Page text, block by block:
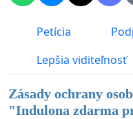
Petícia
Lepšia viditeľnosť
Zásady ochrany
"Indulona zdarma